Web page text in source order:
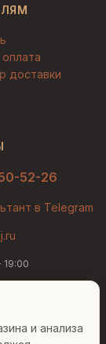
доставки
52-26
в Telegram
19:00
и анализа